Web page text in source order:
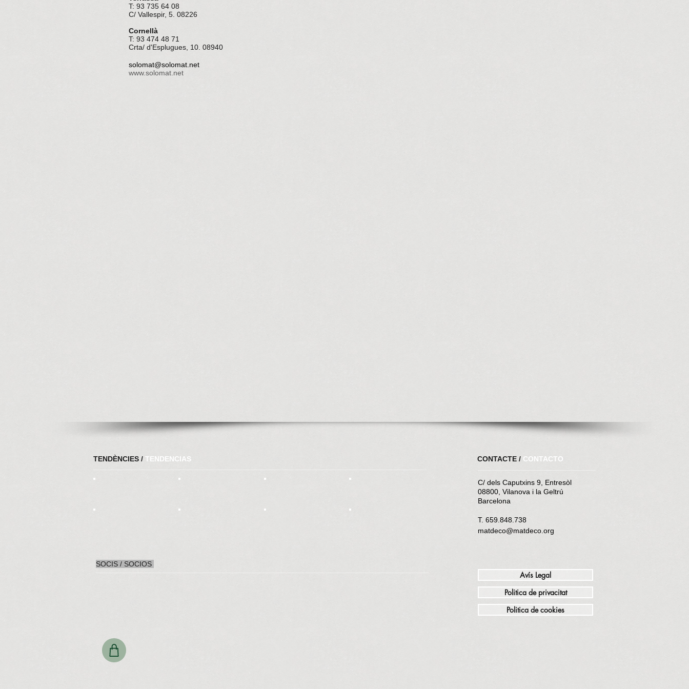
T: 93 735 64 08
C/ Vallespir, 5. 08226
Cornellà
T: 93 474 48 71
Crta/ d'Esplugues, 10. 08940
solomat@solomat.net
www.solomat.net
TENDÈNCIES / TENDENCIAS CONTACTE / CONTACTO
C/ dels Caputxins 9 , Entresòl
08800, Vilanova i la Geltrú
Barcelona
T. 659.848.738
matdeco@matdeco.org
SOCIS / SOCIOS
Avís Legal
Politica de privacitat
Politica de cookies